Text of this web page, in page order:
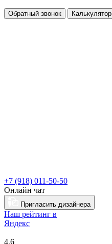
Обратный звонок Калькулятор
+7 (918) 011-50-50
Онлайн чат
Пригласить дизайнера
Наш рейтинг в
Яндекс
4.6